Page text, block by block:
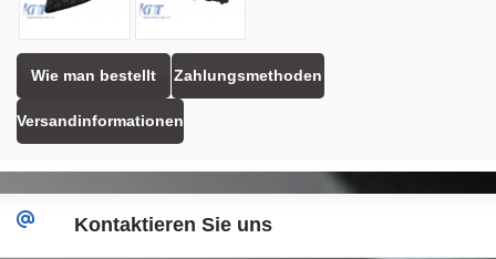
Wie man bestellt Zahlungsmethoden
Versandinformationen
Kontaktieren Sie uns